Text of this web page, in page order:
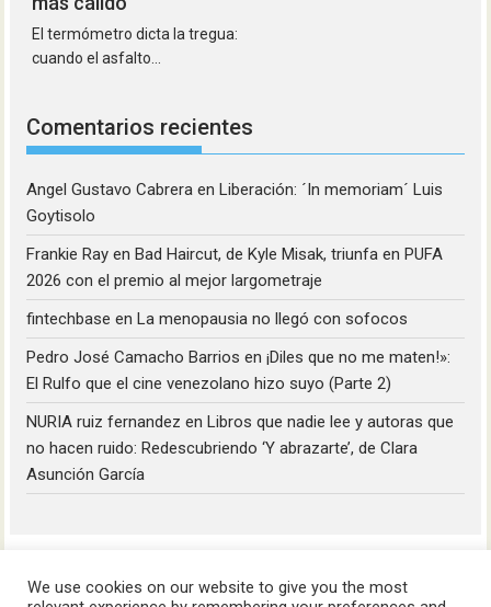
El termómetro dicta la tregua:
cuando el asfalto...
Comentarios recientes
Angel Gustavo Cabrera enLiberación: ´In memoriam´ Luis
Goytisolo
Frankie Ray enBad Haircut, de Kyle Misak, triunfa en PUFA
2026 con el premio al mejor largometraje
fintechbase enLa menopausia no llegó con sofocos
Pedro José Camacho Barrios en¡Diles que no me maten!»:
El Rulfo que el cine venezolano hizo suyo (Parte 2)
NURIA ruiz fernandez enLibros que nadie lee y autoras que
no hacen ruido: Redescubriendo ‘Y abrazarte’, de Clara
Asunción García
We use cookies on our website to give you the most